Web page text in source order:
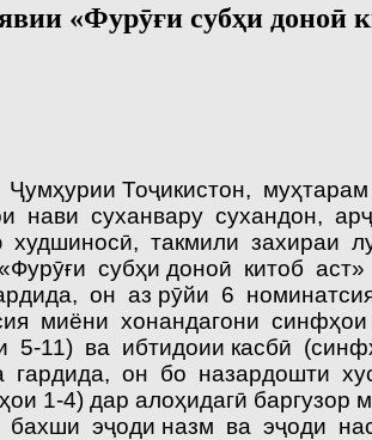
«Фурӯғи субҳи доноӣ
Тоҷикистон,
нави суханвару сухандон,
такмили захираи
субҳи доноӣ китоб
он аз рӯйи 6
миёни хонандагони
11) ва ибтидоии касбӣ
он бо назардошти
1-4) дар алоҳидагӣ баргузор
бахши эҷоди назм ва эҷоди